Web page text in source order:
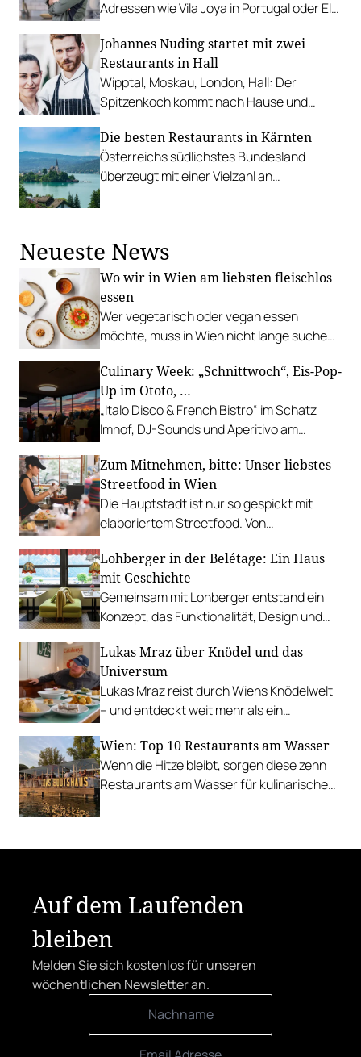
Adressen wie Vila Joya in Portugal oder El
Johannes Nuding startet mit zwei
Restaurants in Hall
Wipptal, Moskau, London, Hall: Der
Spitzenkoch kommt nach Hause und
Schwarzer Adler und das Bistro Secco. Ein
Lokalaugenschein.
Die besten Restaurants in Kärnten
Österreichs südlichstes Bundesland
überzeugt mit einer Vielzahl an
Neueste News
Wo wir in Wien am liebsten fleischlos
essen
Wer vegetarisch oder vegan essen
möchte, muss in Wien nicht lange suchen.
besonders.
Culinary Week: „Schnittwoch“, Eis-Pop-
Up im Ototo, …
„Italo Disco & French Bistro“ im Schatz
Imhof, DJ-Sounds und Aperitivo am
Palme, „Fridays for Furmint“ u. v. m.
Zum Mitnehmen, bitte: Unser liebstes
Streetfood in Wien
Die Hauptstadt ist nur so gespickt mit
elaboriertem Streetfood. Von
Tacos bis hin zu syrischer Marktküche.
Lohberger in der Belétage: Ein Haus
mit Geschichte
Gemeinsam mit Lohberger entstand ein
Konzept, das Funktionalität, Design und
Lukas Mraz über Knödel und das
Universum
Lukas Mraz reist durch Wiens Knödelwelt
– und entdeckt weit mehr als ein
Wien: Top 10 Restaurants am Wasser
Wenn die Hitze bleibt, sorgen diese zehn
Restaurants am Wasser für kulinarische
Auf dem Laufenden
bleiben
Melden Sie sich kostenlos für unseren
wöchentlichen Newsletter an.